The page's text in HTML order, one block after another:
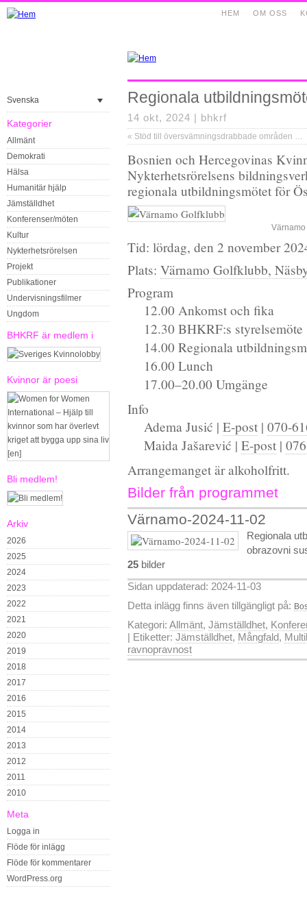
OM OSS
HEM
Svenska
Kategorier
Allmänt
Demokrati
Hälsa
Humanitär hjälp
Jämställdhet
Konferenser/möten
Kultur
Nykterhetsrörelsen
Projekt
Publikationer
Undervisningsfilmer
Ungdom
BHKRF är medlem i
Kvinnor är poesi
Bli medlem!
Arkiv
2026
2025
2024
2023
2022
2021
2020
2019
2018
2017
2016
2015
2014
2013
2012
2011
2010
Meta
Logga in
Flöde för inlägg
Flöde för kommentarer
WordPress.org
Regionala
14 okt, 2024 | bhkrf
« Stöd till översvämningsdrabbade områden i Bosnien och Hercegovina 2024
Bosnien och Hercegovinas
Nykterhetsrörelsens
regionala utbildningsmötet för
Tid: lördag, den 2 november
Plats: Värnamo Golfklubb,
Program
12.00 Ankomst och fika
12.30 BHKRF:s styrelsemöte
14.00 Regionala
16.00 Lunch
17.00–20.00 Umgänge
Info
Adema Jusić | E-post | 070-
Maida Jašarević | E-post |
Arrangemanget är alkoholfritt.
Bilder från programmet
Värnamo-2024-11-02
Regionala
obrazovni
25 bilder
Sidan uppdaterad: 2024-11-03
Detta inlägg finns även tillgängligt på:
Kategori: Allmänt, Jämställdhet,
| Etiketter: Jämställdhet, Mångfald,
ravnopravnost